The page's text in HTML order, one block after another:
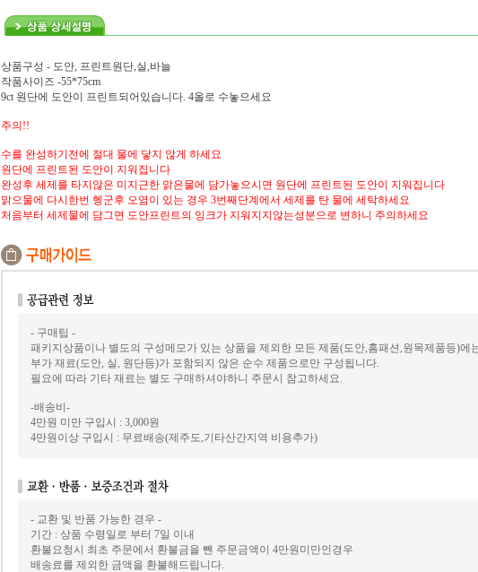
상품구성 - 도안, 프린트원단,실,바늘
작품사이즈 -55*75cm
9ct 원단에 도안이 프린트되어있습니다. 4올로 수놓으세요
주의!!
수를 완성하기전에 절대 물에 닿지 않게 하세요
원단에 프린트된 도안이 지워집니다
완성후 세제를 타지않은 미지근한 맑은물에 담가놓으시면 원단에 프린트된 도안이 지워집니다
맑으물에 다시한번 헹군후 오염이 있는 경우 3번째단계에서 세제를 탄 물에 세탁하세요
처음부터 세제물에 담그면 도안프린트의 잉크가 지워지지않는성분으로 변하니 주의하세요
- 구매팁 -
패키지상품이나 별도의 구성메모가 있는 상품을 제외한 모든 제품(도안,홈패션,원목제품등)에
부가 재료(도안, 실, 원단등)가 포함되지 않은 순수 제품으로만 구성됩니다.
필요에 따라 기타 재료는 별도 구매하셔야하니 주문시 참고하세요.
-배송비-
4만원 미만 구입시 : 3,000원
4만원이상 구입시 : 무료배송(제주도,기타산간지역 비용추가)
- 교환 및 반품 가능한 경우 -
기간 : 상품 수령일로 부터 7일 이내
환불요청시 최초 주문에서 환불금을 뺀 주문금액이 4만원미만인경우
배송료를 제외한 금액을 환불해드립니다.